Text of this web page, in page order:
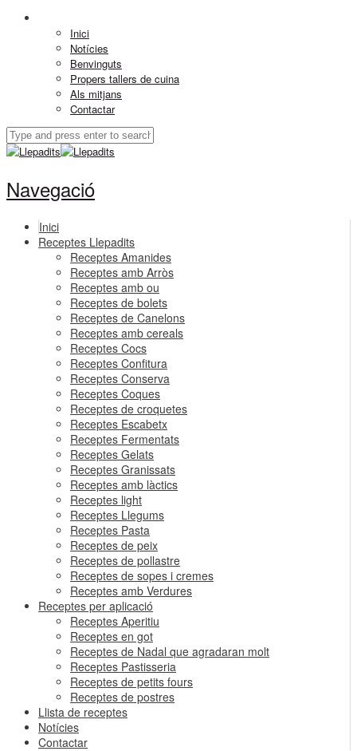
Inici
Notícies
Benvinguts
Propers tallers de cuina
Als mitjans
Contactar
Navegació
Inici
Receptes Llepadits
Receptes Amanides
Receptes amb Arròs
Receptes amb ou
Receptes de bolets
Receptes de Canelons
Receptes amb cereals
Receptes Cocs
Receptes Confitura
Receptes Conserva
Receptes Coques
Receptes de croquetes
Receptes Escabetx
Receptes Fermentats
Receptes Gelats
Receptes Granissats
Receptes amb làctics
Receptes light
Receptes Llegums
Receptes Pasta
Receptes de peix
Receptes de pollastre
Receptes de sopes i cremes
Receptes amb Verdures
Receptes per aplicació
Receptes Aperitiu
Receptes en got
Receptes de Nadal que agradaran molt
Receptes Pastisseria
Receptes de petits fours
Receptes de postres
Llista de receptes
Notícies
Contactar